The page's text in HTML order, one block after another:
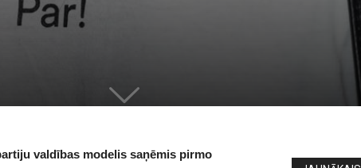
valdības modelis saņēmis pirmo